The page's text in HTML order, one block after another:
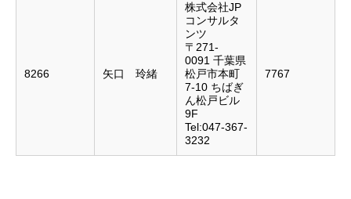
8266 矢口 玲緒
株式会社JP
コンサルタ
ンツ
〒271-
0091 千葉県
松戸市本町
7-10 ちばぎ
ん松戸ビル
9F
Tel:047-367-
3232
7767